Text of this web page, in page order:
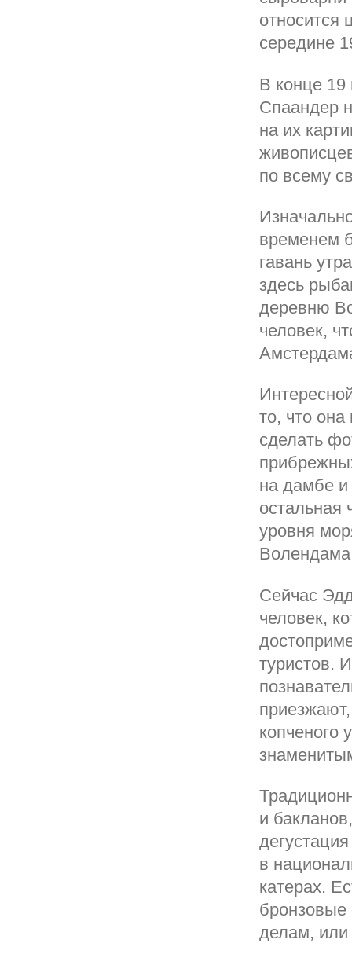
относится
середине
В конце 19
Спаандер
на их
по всему
временем
гавань
здесь
деревню
человек,
то, что
сделать
на дамбе и
остальная
уровня
Сейчас
человек,
туристов.
копченого
и
в
катерах.
делам, или